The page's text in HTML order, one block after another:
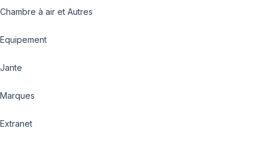
Chambre à air et Autres
Equipement
Jante
Marques
Extranet